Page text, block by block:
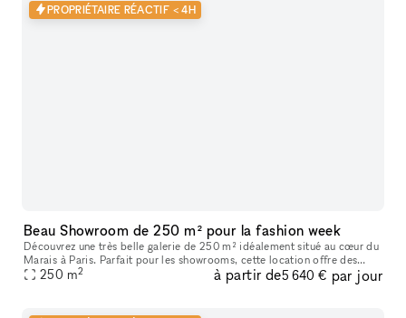
PROPRIÉTAIRE RÉACTIF < 4H
Beau Showroom de 250 m² pour la fashion week
Découvrez une très belle galerie de 250 m² idéalement situé au cœur du
Marais à Paris. Parfait pour les showrooms, cette location offre des
caractéristiques uniques telles que de hauts plafonds, des
250 m2 à partir de5 640 € par jour